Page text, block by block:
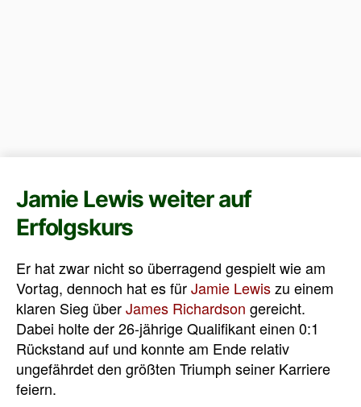
Jamie Lewis weiter auf
Erfolgskurs
Er hat zwar nicht so überragend gespielt wie am
Vortag, dennoch hat es fürJamie Lewiszu einem
klaren Sieg überJames Richardson gereicht.
Dabei holte der 26-jährige Qualifikant einen 0:1
Rückstand auf und konnte am Ende relativ
ungefährdet den größten Triumph seiner Karriere
feiern.